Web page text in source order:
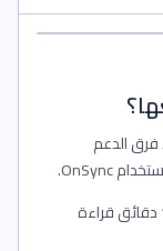
فرق الدعم